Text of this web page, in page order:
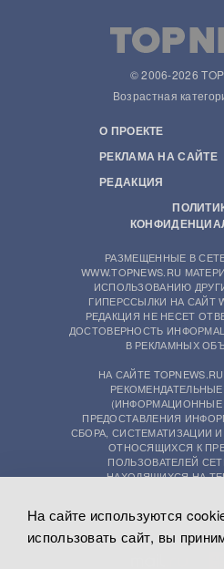
© 2006-2026
Возрастная
О ПРОЕКТЕ
РЕКЛАМА НА САЙТЕ
РЕДАКЦИЯ
РАЗМЕЩЕННЫЕ В
WWW.TOPNEWS.RU
ИСПОЛЬЗОВАНИЮ
ГИПЕРССЫЛКИ НА САЙТ
РЕДАКЦИЯ НЕ НЕСЕТ
ДОСТОВЕРНОСТЬ
В РЕКЛАМНЫХ
НА САЙТЕ
(ИНФОРМАЦИОННЫЕ
ПРЕДОСТАВЛЕНИЯ
СБОРА, СИСТЕМАТИЗАЦИИ
ОТНОСЯЩИХСЯ К
ПОЛЬЗОВАТЕЛЕЙ
НАХОДЯЩИХСЯ НА
На сайте используются
использовать сайт, вы